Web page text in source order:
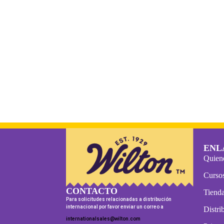
CONTACTO
Para solicitudes relacionadas a distribución
internacional por favor enviar un correo a
internationalsales@wilton.com